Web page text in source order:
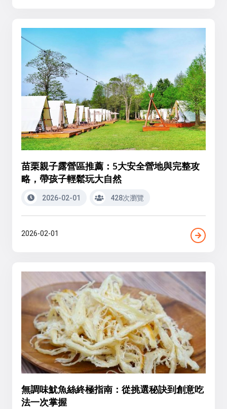
苗栗親子露營區推薦：5大安全營地與完整攻
略，帶孩子輕鬆玩大自然
2026-02-01 428次瀏覽
2026-02-01
無調味魷魚絲終極指南：從挑選秘訣到創意吃
法一次掌握